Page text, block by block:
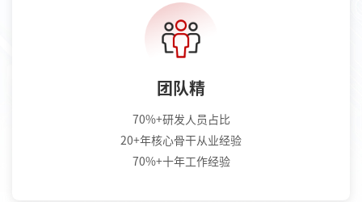
团队精
70%+研发人员占比
20+年核心骨干从业经验
70%+十年工作经验